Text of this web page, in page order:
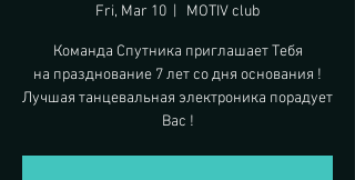
Fri, Mar 10 MOTIV club
Команда Спутника приглашает Тебя
на празднование 7 лет со дня основания !
Лучшая танцевальная электроника порадует
Вас !